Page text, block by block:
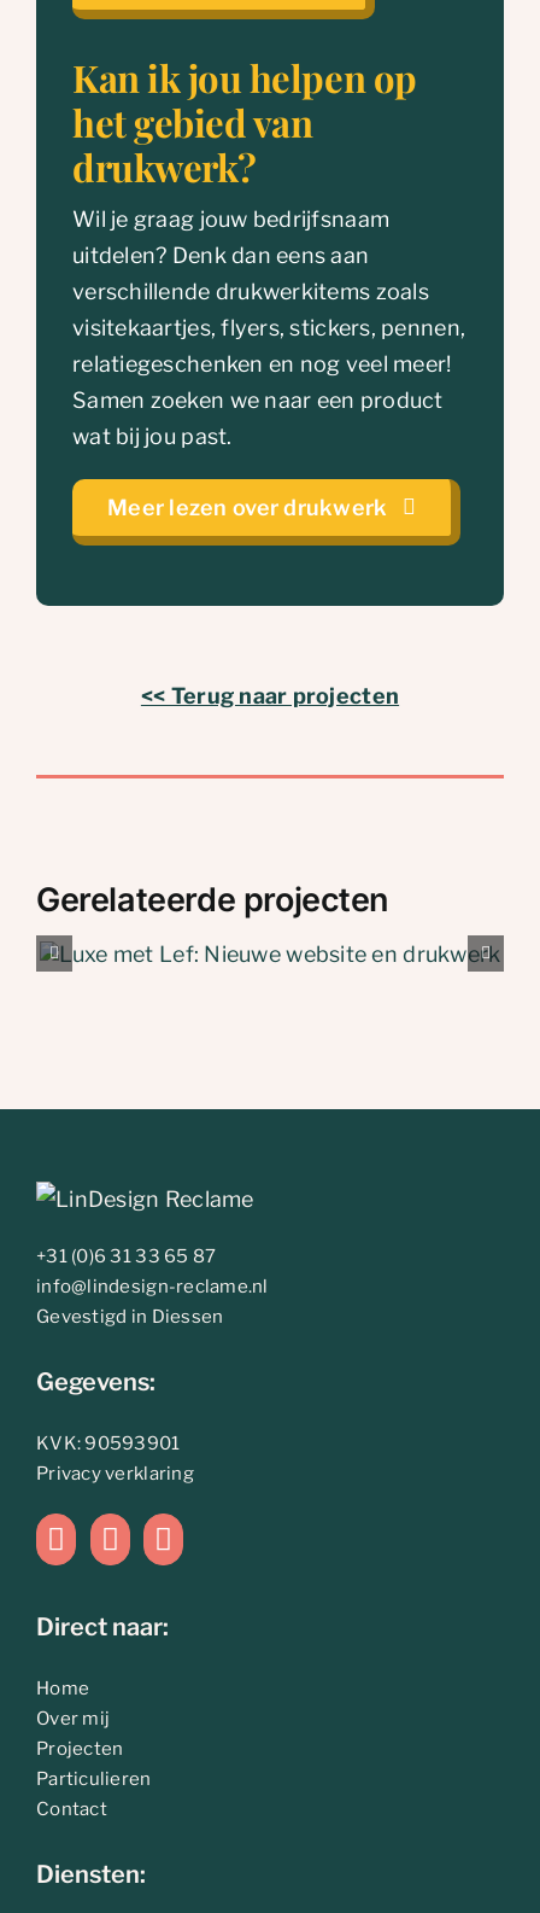
Kan ik jou helpen op
het gebied van
drukwerk?
Wil je graag jouw bedrijfsnaam
uitdelen? Denk dan eens aan
verschillende drukwerkitems zoals
visitekaartjes, flyers, stickers, pennen,
relatiegeschenken en nog veel meer!
Samen zoeken we naar een product
wat bij jou past.
Meer lezen over drukwerk
<< Terug naar projecten
Gerelateerde projecten
BVST: Nieuwe website
+31 (0)6 31 33 65 87
info@lindesign-reclame.nl
Gevestigd in Diessen
Gegevens:
KVK: 90593901
Privacy verklaring
Direct naar:
Home
Over mij
Projecten
Particulieren
Contact
Diensten: